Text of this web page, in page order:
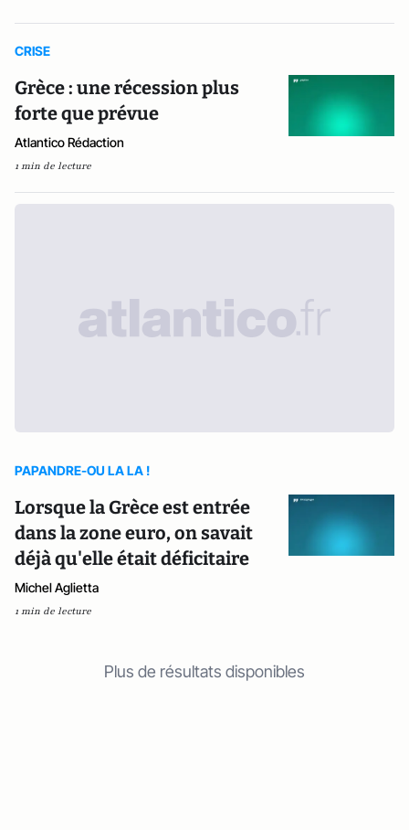
CRISE
Grèce : une récession plus
forte que prévue
Atlantico Rédaction
1 min de lecture
PAPANDRE-OU LA LA !
Lorsque la Grèce est entrée
dans la zone euro, on savait
déjà qu'elle était déficitaire
Michel Aglietta
1 min de lecture
Plus de résultats disponibles